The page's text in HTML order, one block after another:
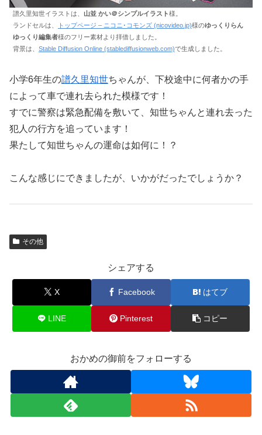
譜久里知世イラストは、 山並 かい＠シンプルイラスト様。
ランドセルは、
トップページ – ニコニ･コモンズ (nicovideo.jp)様のゆっくりらん
ゆっくり編集者様のフリー素材より拝借しました。
背景は、 Stable Diffusion Online (stablediffusionweb.com)で生成しました。
小学6年生の譜久里知世ちゃんが、下校途中に何者かの手
によって車で連れ去られた模様です！
すでに警察は緊急配備を敷いて、知世ちゃんと連れ去った
犯人の行方を追っています！
果たして知世ちゃんの運命は如何に！？
こんな感じにできましたが、いかがだったでしょうか？
その他
シェアする
X Facebook はてブ
LINE Pinterest コピー
おかめの御前をフォローする